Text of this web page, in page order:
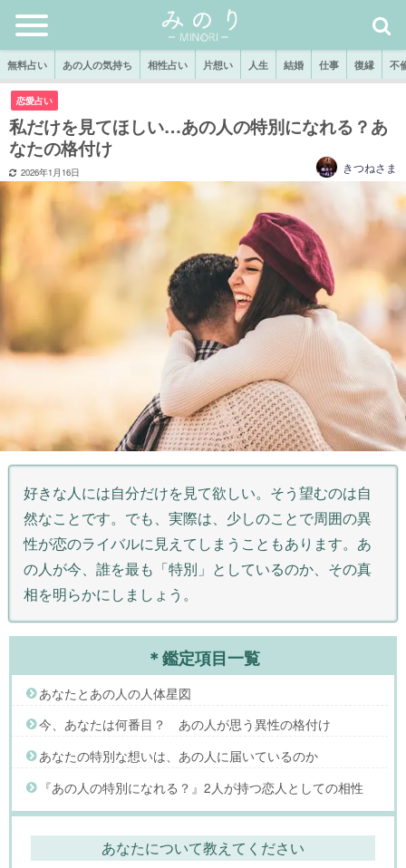
無料占い あの人の気持ち 相性占い 片想い 人生 結婚 仕事 復縁 不
恋愛占い
私だけを見てほしい…あの人の特別になれる？あ
なたの格付け
2026年1月16日 きつねさま
好きな人には自分だけを見て欲しい。そう望むのは自
然なことです。でも、実際は、少しのことで周囲の異
性が恋のライバルに見えてしまうこともあります。あ
の人が今、誰を最も「特別」としているのか、その真
相を明らかにしましょう。
＊鑑定項目一覧
あなたとあの人の人体星図
今、あなたは何番目？ あの人が思う異性の格付け
あなたの特別な想いは、あの人に届いているのか
『あの人の特別になれる？』2人が持つ恋人としての相性
あなたについて教えてください